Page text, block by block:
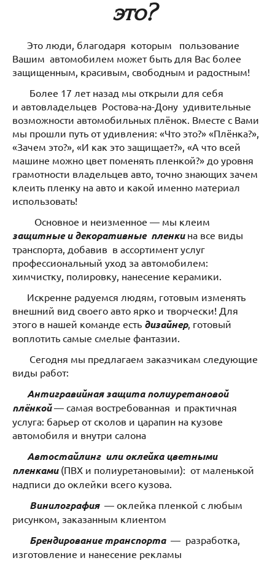
это?
Это люди, благодаря которым пользование
Вашим автомобилем может быть для Вас более
защищенным, красивым, свободным и радостным!
Более 17 лет назад мы открыли для себя
и автовладельцев Ростова-на-Дону удивительные
возможности автомобильных плёнок. Вместе с Вами
мы прошли путь от удивления: «Что это?» «Плёнка?»,
«Зачем это?», «И как это защищает?», «А что всей
машине можно цвет поменять пленкой?» до уровня
грамотности владельцев авто, точно знающих зачем
клеить пленку на авто и какой именно материал
использовать!
Основное и неизменное — мы клеим
защитные и декоративные пленкина все виды
транспорта, добавив в ассортимент услуг
профессиональный уход за автомобилем:
химчистку, полировку, нанесение керамики.
Искренне радуемся людям, готовым изменять
внешний вид своего авто ярко и творчески! Для
этого в нашей команде есть дизайнер, готовый
воплотить самые смелые фантазии.
Сегодня мы предлагаем заказчикам следующие
виды работ:
Антигравийная защита полиуретановой
плёнкой— самая востребованная и практичная
услуга: барьер от сколов и царапин на кузове
автомобиля и внутри салона
Автостайлинг или оклейка цветными
пленками(ПВХ и полиуретановыми): от маленькой
надписи до оклейки всего кузова.
Винилография— оклейка пленкой с любым
рисунком, заказанным клиентом
Брендирование транспорта — разработка,
изготовление и нанесение рекламы